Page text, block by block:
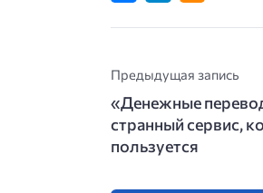
Предыдущая запись
«Денежные
странный сервис,
пользуется